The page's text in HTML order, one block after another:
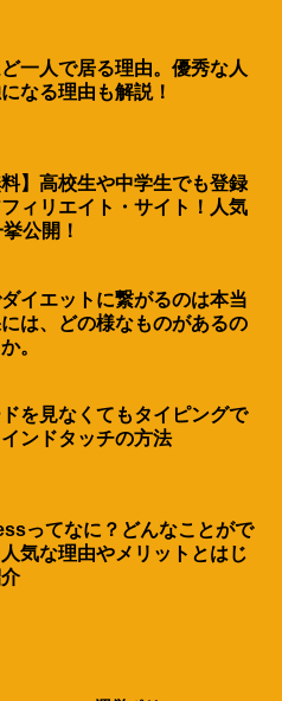
一人で居る理由。優秀な人
なる理由も解説！
料】高校生や中学生でも登録
ィリエイト・サイト！人気
公開！
イエットに繋がるのは本当
は、どの様なものがあるの
。
を見なくてもタイピングで
ンドタッチの方法
ってなに？どんなことがで
気な理由やメリットとはじ